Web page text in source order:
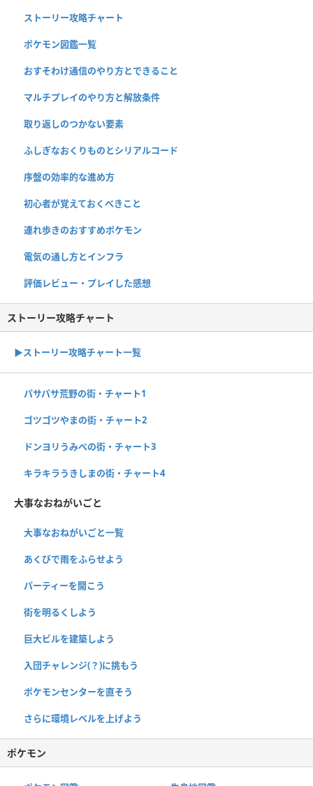
ストーリー攻略チャート
ポケモン図鑑一覧
おすそわけ通信のやり方とできること
マルチプレイのやり方と解放条件
取り返しのつかない要素
ふしぎなおくりものとシリアルコード
序盤の効率的な進め方
初心者が覚えておくべきこと
連れ歩きのおすすめポケモン
電気の通し方とインフラ
評価レビュー・プレイした感想
ストーリー攻略チャート
▶ストーリー攻略チャート一覧
パサパサ荒野の街・チャート1
ゴツゴツやまの街・チャート2
ドンヨリうみべの街・チャート3
キラキラうきしまの街・チャート4
大事なおねがいごと
大事なおねがいごと一覧
あくびで雨をふらせよう
パーティーを開こう
街を明るくしよう
巨大ビルを建築しよう
入団チャレンジ(？)に挑もう
ポケモンセンターを直そう
さらに環境レベルを上げよう
ポケモン